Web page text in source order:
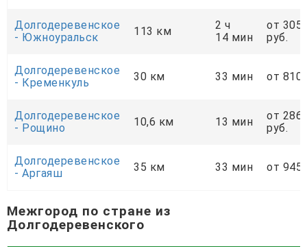
Долгодеревенское
- Южноуральск
113 км
2 ч
14 мин
от
руб.
Долгодеревенское
- Кременкуль
30 км 33 мин от 810
Долгодеревенское
- Рощино
10,6 км 13 мин
от
руб.
Долгодеревенское
- Аргаяш
35 км 33 мин от 945
Межгород по стране из
Долгодеревенского